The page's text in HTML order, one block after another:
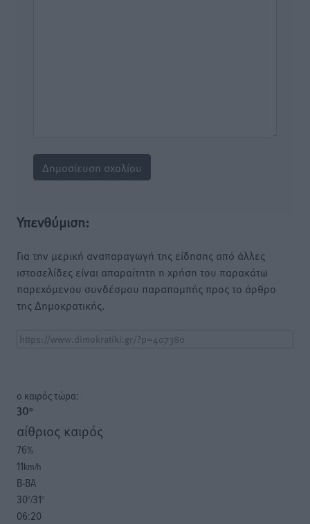
Υπενθύμιση:
Για την μερική αναπαραγωγή της είδησης από άλλες
ιστοσελίδες είναι απαραίτητη η χρήση του παρακάτω
παρεχόμενου συνδέσμου παραπομπής προς το άρθρο
της Δημοκρατικής.
o καιρός τώρα:
30°
αίθριος καιρός
76%
11km/h
Β-ΒΑ
30°/31°
06:20